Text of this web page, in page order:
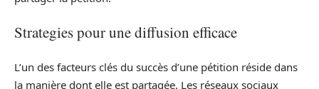
Strategies pour une diffusion efficace
L’un des facteurs clés du succès d’une pétition réside dans
la manière dont elle est partagée. Les réseaux sociaux